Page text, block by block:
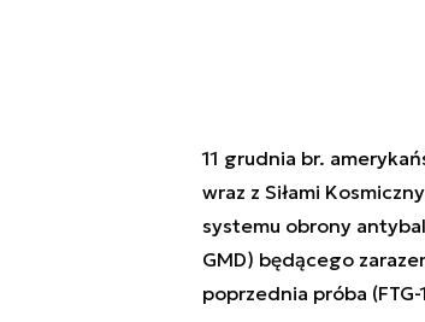
11 grudnia br.
wraz z Siłami
systemu obrony
GMD) będącego
poprzednia próba